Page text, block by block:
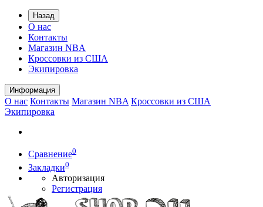
Назад
О нас
Контакты
Магазин NBA
Кроссовки из США
Экипировка
Информация
О нас Контакты Магазин NBA Кроссовки из США
Экипировка
Сравнение0
Закладки0
Авторизация
Регистрация